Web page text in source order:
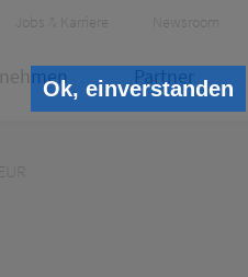
Ok, einverstanden
Jobs & Karriere Newsroom
Partner